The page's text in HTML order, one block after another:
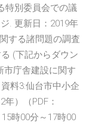
特別委員会での議
. 更新日：2019年
する諸問題の調査
(下記からダウン
市庁舎建設に関す
料3:仙台市中小企
）（PDF：
時00分～17時00